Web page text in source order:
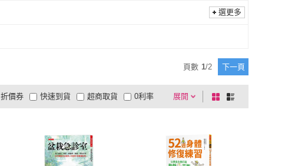
選更多
頁數 1/2 下一頁
展開
折價券
有影片
商品有量 電視購物
快速到貨 超商取貨 0利率
棋
盤
列